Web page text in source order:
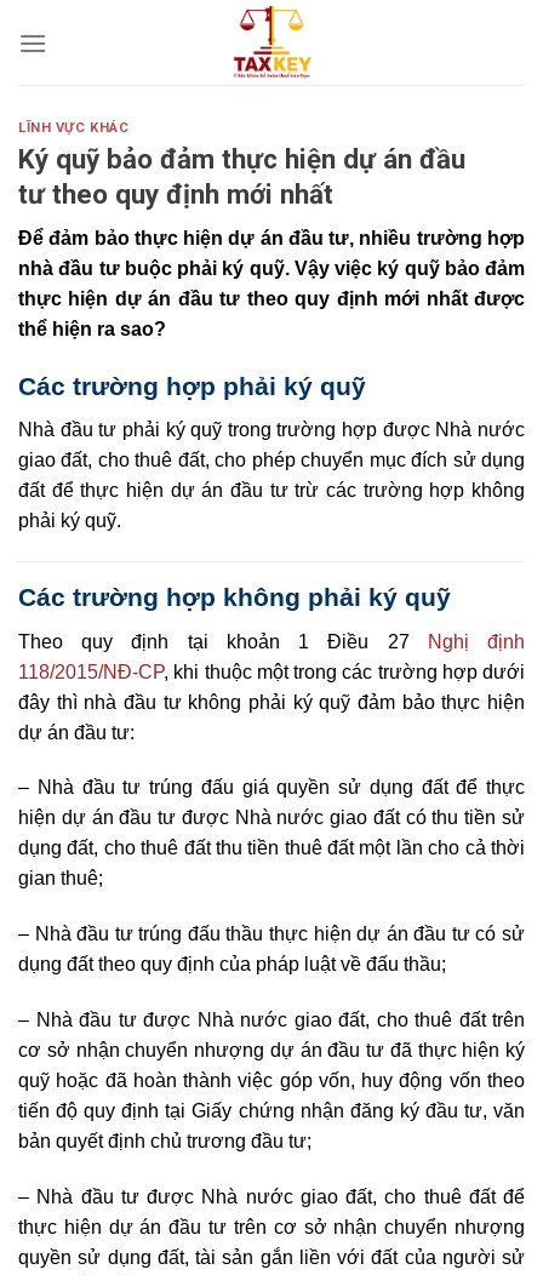
LĨNH VỰC KHÁC
Ký quỹ bảo đảm thực hiện dự án đầu
tư theo quy định mới nhất
Để đảm bảo thực hiện dự án đầu tư, nhiều trường hợp
nhà đầu tư buộc phải ký quỹ. Vậy việc ký quỹ bảo đảm
thực hiện dự án đầu tư theo quy định mới nhất được
thể hiện ra sao?
Các trường hợp phải ký quỹ
Nhà đầu tư phải ký quỹ trong trường hợp được Nhà nước
giao đất, cho thuê đất, cho phép chuyển mục đích sử dụng
đất để thực hiện dự án đầu tư trừ các trường hợp không
phải ký quỹ.
Các trường hợp không phải ký quỹ
Theo quy định tại khoản 1 Điều 27
Nghị định
118/2015/NĐ-CP, khi thuộc một trong các trường hợp dưới
đây thì nhà đầu tư không phải ký quỹ đảm bảo thực hiện
dự án đầu tư:
– Nhà đầu tư trúng đấu giá quyền sử dụng đất để thực
hiện dự án đầu tư được Nhà nước giao đất có thu tiền sử
dụng đất, cho thuê đất thu tiền thuê đất một lần cho cả thời
gian thuê;
– Nhà đầu tư trúng đấu thầu thực hiện dự án đầu tư có sử
dụng đất theo quy định của pháp luật về đấu thầu;
– Nhà đầu tư được Nhà nước giao đất, cho thuê đất trên
cơ sở nhận chuyển nhượng dự án đầu tư đã thực hiện ký
quỹ hoặc đã hoàn thành việc góp vốn, huy động vốn theo
tiến độquy định tại Giấy chứng nhận đăng ký đầu tư, văn
bản quyết định chủ trương đầu tư;
– Nhà đầu tư được Nhà nước giao đất, cho thuê đất để
thực hiện dự án đầu tư trên cơ sở nhận chuyển nhượng
quyền sử dụng đất, tài sản gắn liền với đất của người sử